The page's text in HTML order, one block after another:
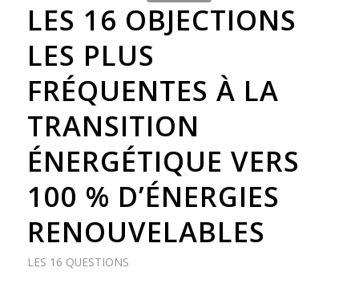
LES 16 OBJECTIONS
LES PLUS
FRÉQUENTES À LA
TRANSITION
ÉNERGÉTIQUE VERS
100 % D’ÉNERGIES
RENOUVELABLES
LES 16 QUESTIONS